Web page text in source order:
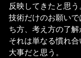
反映してきたと思う。
技術だけのお願い
ち方、考え方の了解
それは単なる慣れ
大事だと思う。